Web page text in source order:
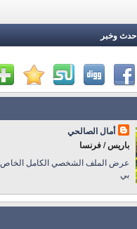
حدث وخبر
أمال الصالحي
باريس / فرنسا
عرض الملف الشخصي الكامل الخاص
بي